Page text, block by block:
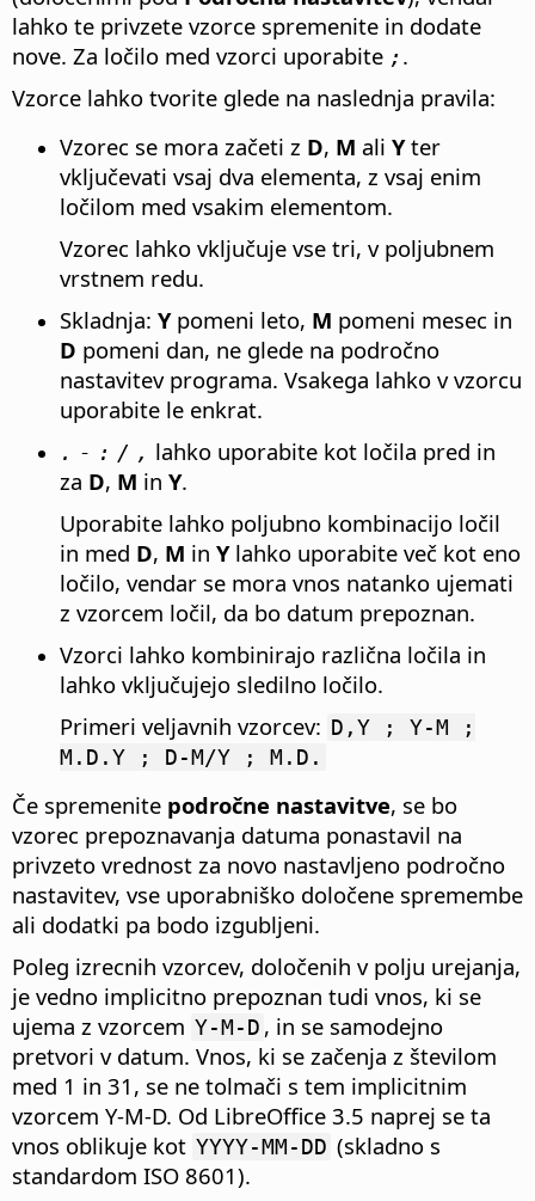
lahko te privzete vzorce spremenite in dodate
nove. Za ločilo med vzorci uporabite ; .
Vzorce lahko tvorite glede na naslednja pravila:
Vzorec se mora začeti z D, M ali Yter
vključevati vsaj dva elementa, z vsaj enim
ločilom med vsakim elementom.
Vzorec lahko vključuje vse tri, v poljubnem
vrstnem redu.
Skladnja: Ypomeni leto, M pomeni mesec in
D pomeni dan, ne glede na področno
nastavitev programa. Vsakega lahko v vzorcu
uporabite le enkrat.
. - : / , lahko uporabite kot ločila pred in
za D, M in Y.
Uporabite lahko poljubno kombinacijo ločil
in med D, M in Ylahko uporabite več kot eno
ločilo, vendar se mora vnos natanko ujemati
z vzorcem ločil, da bo datum prepoznan.
Vzorci lahko kombinirajo različna ločila in
lahko vključujejo sledilno ločilo.
Primeri veljavnih vzorcev: D,Y ; Y-M ;
M.D.Y ; D-M/Y ; M.D.
Če spremenite področne nastavitve, se bo
vzorec prepoznavanja datuma ponastavil na
privzeto vrednost za novo nastavljeno področno
nastavitev, vse uporabniško določene spremembe
ali dodatki pa bodo izgubljeni.
Poleg izrecnih vzorcev, določenih v polju urejanja,
je vedno implicitno prepoznan tudi vnos, ki se
ujema z vzorcem Y-M-D , in se samodejno
pretvori v datum. Vnos, ki se začenja z številom
med 1 in 31, se ne tolmači s tem implicitnim
vzorcem Y-M-D. Od LibreOffice 3.5 naprej se ta
vnos oblikuje kot YYYY-MM-DD (skladno s
standardom ISO 8601).